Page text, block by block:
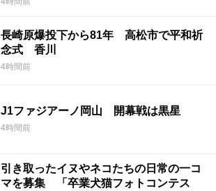
長崎原爆投下から81年 高松市で平和祈
念式 香川
4時間前
J1ファジアーノ岡山 開幕戦は黒星
4時間前
引き取ったイヌやネコたちの日常の一コ
マを募集 「卒業犬猫フォトコンテス